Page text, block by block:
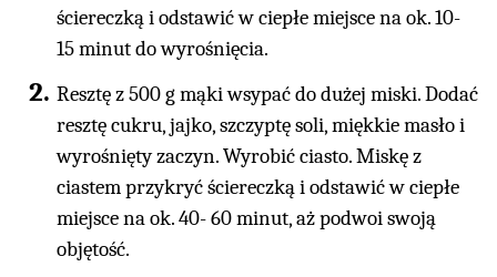
ściereczką i odstawić w ciepłe miejsce na ok. 10-
15 minut do wyrośnięcia.
Resztę z 500 g mąki wsypać do dużej miski. Dodać
resztę cukru, jajko, szczyptę soli, miękkie masło i
wyrośnięty zaczyn. Wyrobić ciasto. Miskę z
ciastem przykryć ściereczką i odstawić w ciepłe
miejsce na ok. 40- 60 minut, aż podwoi swoją
objętość.